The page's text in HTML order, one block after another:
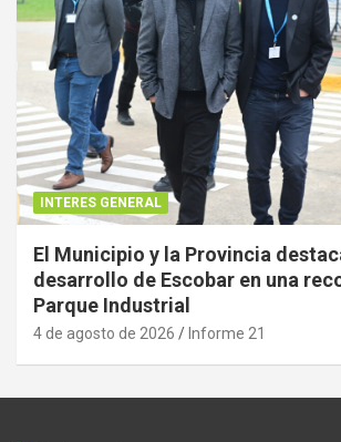
INTERES GENERAL
El Municipio y la Provincia
desarrollo de Escobar en una
Parque Industrial
4 de agosto de 2026 Informe 21